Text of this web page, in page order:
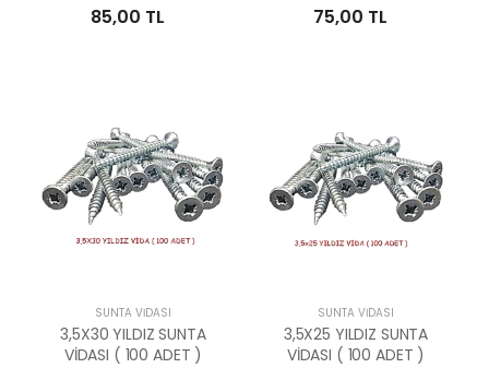
85,00 TL 75,00 TL
SUNTA VİDASI
3,5X30 YILDIZ SUNTA
VİDASI ( 100 ADET )
SUNTA VİDASI
3,5X25 YILDIZ SUNTA
VİDASI ( 100 ADET )